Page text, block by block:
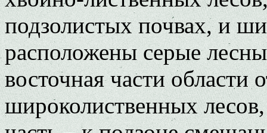
подзолистых почвах, и
расположены серые
восточная части области
широколиственных